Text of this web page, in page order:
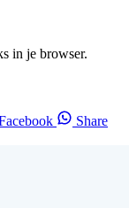
in je browser.
Share